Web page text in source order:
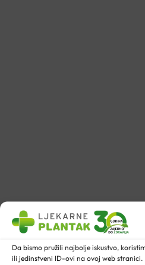
Da bismo pružili najbolje iskustvo,
ili jedinstveni ID-ovi na ovoj web